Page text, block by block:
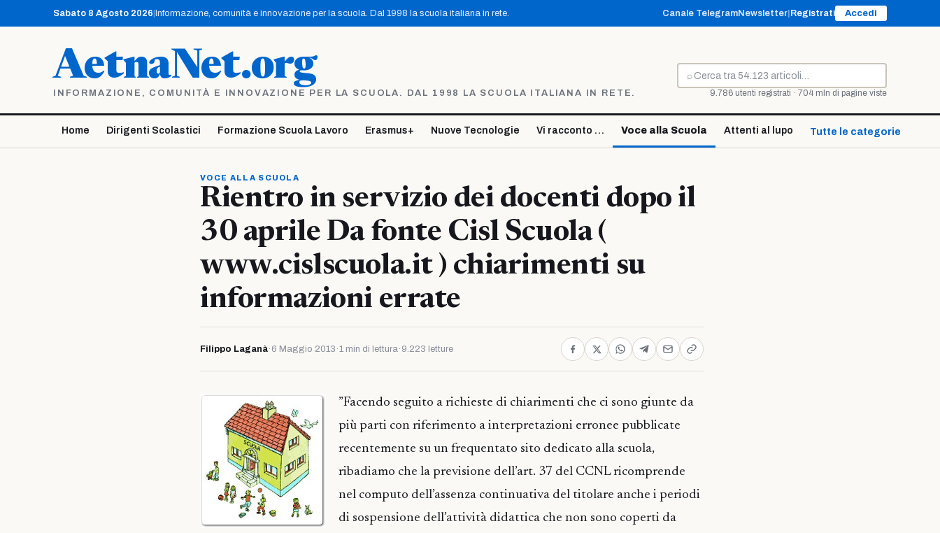
contenuto
Sabato 8 Agosto 2026 Informazione, comunità e innovazione per la scuola. Dal 1998 la scuola italiana in rete. Canale TelegramNewsletter Registrati Accedi
AetnaNet.org
INFORMAZIONE, COMUNITÀ E INNOVAZIONE PER LA SCUOLA. DAL 1998 LA SCUOLA ITALIANA IN RETE.
⌕
Cerca
9.786 utenti registrati · 704 mln di pagine viste
Home Dirigenti Scolastici Formazione Scuola Lavoro Erasmus+ Nuove Tecnologie Vi racconto … Voce alla Scuola Attenti al lupo Tutte le categorie ↓
VOCE ALLA SCUOLA
Rientro in servizio dei docenti dopo il
30 aprile Da fonte Cisl Scuola (
www.cislscuola.it ) chiarimenti su
informazioni errate
Filippo Laganà· 6 Maggio 2013 ·1 min di lettura· 9.223 letture
”Facendo seguito a richieste di chiarimenti che ci sono giunte da
più parti con riferimento a interpretazioni erronee pubblicate
recentemente su un frequentato sito dedicato alla scuola,
ribadiamo che la previsione dell’art. 37 del CCNL ricomprende
nel computo dell’assenza continuativa del titolare anche i periodi
di sospensione dell’attività didattica che non sono coperti da